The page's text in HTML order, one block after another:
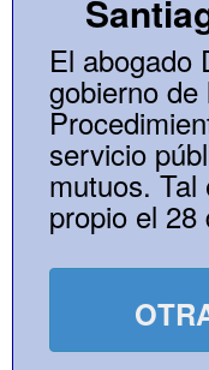
El abogado
gobierno
servicio
mutuos.
propio el 28